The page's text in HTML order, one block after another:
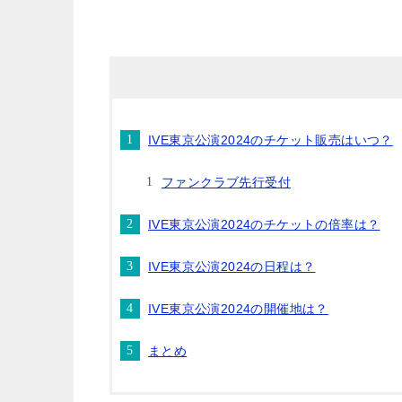
IVE東京公演2024のチケット販売はいつ？
ファンクラブ先行受付
IVE東京公演2024のチケットの倍率は？
IVE東京公演2024の日程は？
IVE東京公演2024の開催地は？
まとめ